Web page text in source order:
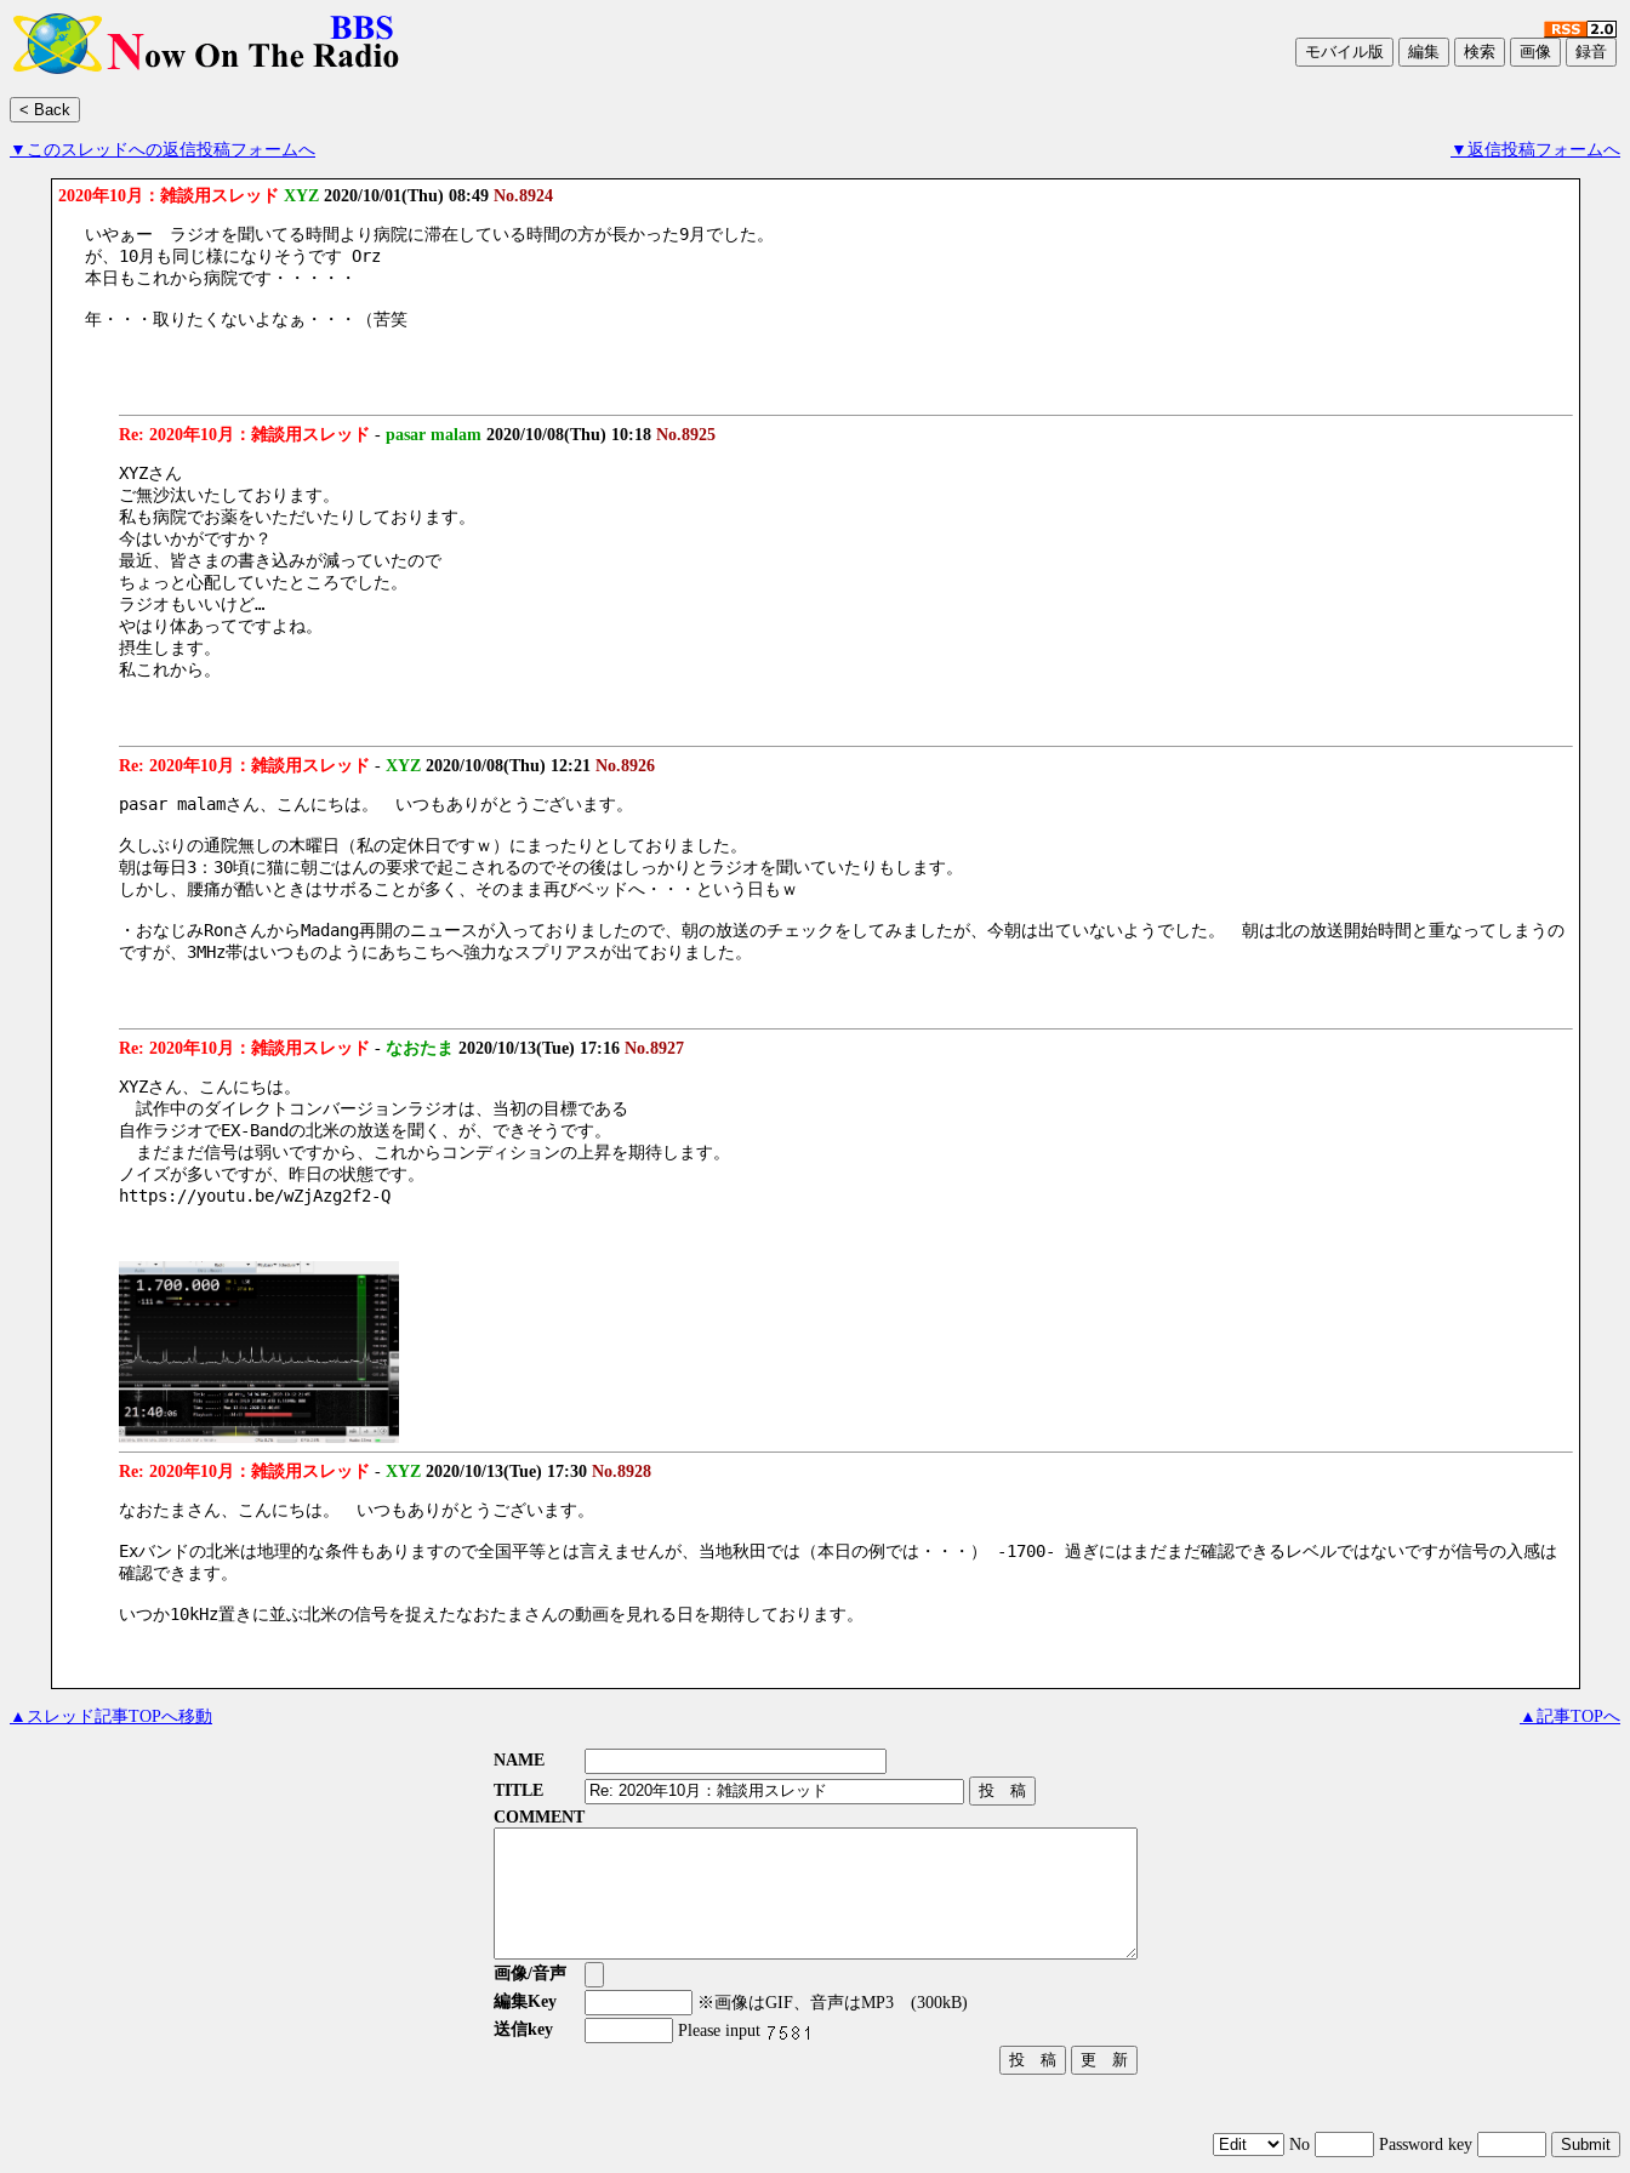
▼このスレッドへの返信投稿フォームへ ▼返信投稿フォームへ
2020年10月：雑談用スレッド XYZ 2020/10/01(Thu) 08:49 No.8924
いやぁー　ラジオを聞いてる時間より病院に滞在している時間の方が長かった9月でした。
が、10月も同じ様になりそうです Orz
本日もこれから病院です・・・・・
年・・・取りたくないよなぁ・・・（苦笑
Re: 2020年10月：雑談用スレッド - pasar malam 2020/10/08(Thu) 10:18 No.8925
XYZさん
ご無沙汰いたしております。
私も病院でお薬をいただいたりしております。
今はいかがですか？
最近、皆さまの書き込みが減っていたので
ちょっと心配していたところでした。
ラジオもいいけど…
やはり体あってですよね。
摂生します。
私これから。
Re: 2020年10月：雑談用スレッド - XYZ 2020/10/08(Thu) 12:21 No.8926
pasar malamさん、こんにちは。　いつもありがとうございます。
久しぶりの通院無しの木曜日（私の定休日ですｗ）にまったりとしておりました。
朝は毎日3：30頃に猫に朝ごはんの要求で起こされるのでその後はしっかりとラジオを聞いていたりもします。
しかし、腰痛が酷いときはサボることが多く、そのまま再びベッドへ・・・という日もｗ
・おなじみRonさんからMadang再開のニュースが入っておりましたので、朝の放送のチェックをしてみましたが、今朝は出ていないようでした。　朝は北の放送開始時間と重なってしまうの
ですが、3MHz帯はいつものようにあちこちへ強力なスプリアスが出ておりました。
Re: 2020年10月：雑談用スレッド - なおたま 2020/10/13(Tue) 17:16 No.8927
XYZさん、こんにちは。
試作中のダイレクトコンバージョンラジオは、当初の目標である
自作ラジオでEX-Bandの北米の放送を聞く、が、できそうです。
まだまだ信号は弱いですから、これからコンディションの上昇を期待します。
ノイズが多いですが、昨日の状態です。
https://youtu.be/wZjAzg2f2-Q
Re: 2020年10月：雑談用スレッド - XYZ 2020/10/13(Tue) 17:30 No.8928
なおたまさん、こんにちは。　いつもありがとうございます。
Exバンドの北米は地理的な条件もありますので全国平等とは言えませんが、当地秋田では（本日の例では・・・） -1700- 過ぎにはまだまだ確認できるレベルではないですが信号の入感は
確認できます。
いつか10kHz置きに並ぶ北米の信号を捉えたなおたまさんの動画を見れる日を期待しております。
▲スレッド記事TOPへ移動 ▲記事TOPへ
NAME
TITLE
COMMENT
画像/音声
編集Key
※画像はGIF、音声はMP3 (300kB)
送信key
Please input
No Password key